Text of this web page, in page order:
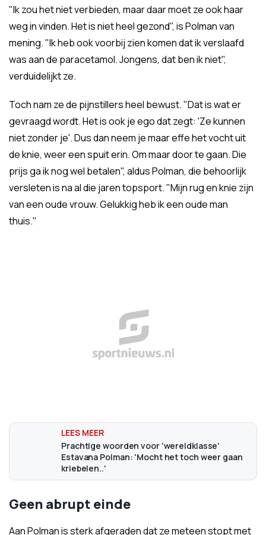
"Ik zou het niet verbieden, maar daar moet ze ook haar
weg in vinden. Het is niet heel gezond", is Polman van
mening. "Ik heb ook voorbij zien komen dat ik verslaafd
was aan de paracetamol. Jongens, dat ben ik niet",
verduidelijkt ze.
Toch nam ze de pijnstillers heel bewust. "Dat is wat er
gevraagd wordt. Het is ook je ego dat zegt: 'Ze kunnen
niet zonder je'. Dus dan neem je maar effe het vocht uit
de knie, weer een spuit erin. Om maar door te gaan. Die
prijs ga ik nog wel betalen", aldus Polman, die behoorlijk
versleten is na al die jaren topsport. "Mijn rug en knie zijn
van een oude vrouw. Gelukkig heb ik een oude man
thuis."
Prachtige woorden voor 'wereldklasse'
Estavana Polman: 'Mocht het toch weer gaan
kriebelen..'
Geen abrupt einde
Aan Polman is sterk afgeraden dat ze meteen stopt met